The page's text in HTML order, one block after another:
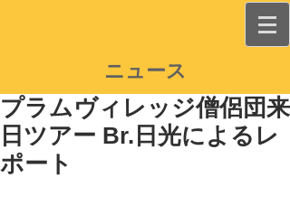
ニュース
プラムヴィレッジ僧侶団来
日ツアー Br.日光によるレ
ポート